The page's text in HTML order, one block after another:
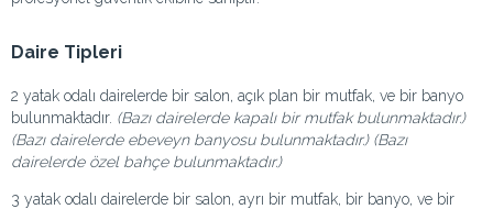
Daire Tipleri
2 yatak odalı dairelerde bir salon, açık plan bir mutfak, ve bir banyo
bulunmaktadır. (Bazı dairelerde kapalı bir mutfak bulunmaktadır.)
(Bazı dairelerde ebeveyn banyosu bulunmaktadır.) (Bazı
dairelerde özel bahçe bulunmaktadır.)
3 yatak odalı dairelerde bir salon, ayrı bir mutfak, bir banyo, ve bir